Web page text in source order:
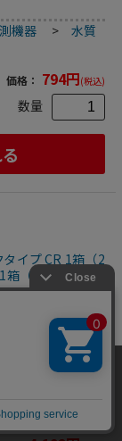
の使用に同意いた
機器 >水質
価格： 794円(税込)
数量
イプ CR 1箱（2
（ご注文単位1
使用期限を表示して
）を簡単に測定で
7.2～8.8●入数：1